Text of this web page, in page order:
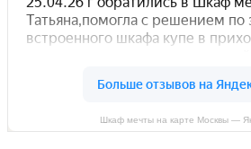
Шкаф мечты на карте Москвы —